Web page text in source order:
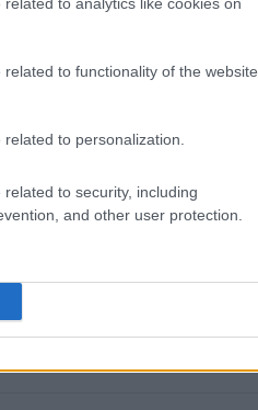
to functionality of the website
to personalization.
to security, including
and other user protection.
ΚΑΙ ΔΙΑΠΟΝΤΙΩΝ ΝΗΣΩΝ